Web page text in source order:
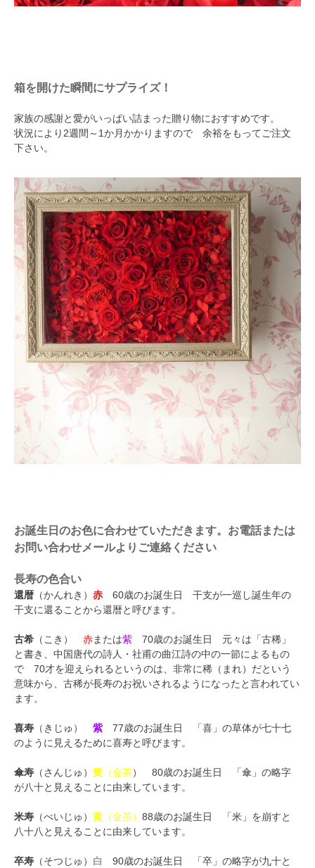
箱を開けた瞬間にサプライズ！
家族の感謝と愛がいっぱい詰まった贈り物におすすめです。
状況により2週間～1か月かかりますので 余裕をもってご注文
下さい。
お誕生日のお色に合わせていただきます。お電話または
お問い合わせメールよりご連絡ください
長寿の色合い
還暦 （かんれき）赤
60歳のお誕生日 干支が一巡し誕生年の
干支に還ることから還暦と呼びます。
古希 （こき）赤または紫 70歳のお誕生日 元々は「古稀」
と書き、中国唐代の詩人・社甫の曲江詩の中の一節によるもの
で 70才を迎えられるというのは、非常に稀（まれ）だという
意味から、古稀が長寿のお祝いされるようになったと言われてい
ます。
喜寿 （きじゅ）紫
77歳のお誕生日 「喜」の草体が七十七
のように見えるために喜寿と呼びます。
傘寿 （さんじゅ）黄 （金茶） 80歳のお誕生日 「傘」の略字
が八十と見えることに由来しています。
米寿 （べいじゅ）黄 （金茶）88歳のお誕生日 「米」を崩すと
八十八と見えることに由来しています。
卒寿 （そつじゅ） 白
90歳のお誕生日 「卒」の略字が九十と